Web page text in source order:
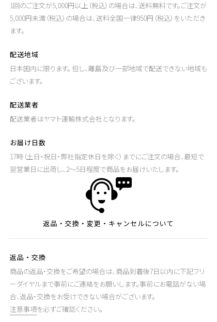
1回のご注文が5,000円以上（税込）の場合は、送料無料です。ご注文が
5,000円未満（税込）の場合は、送料全国一律950円（税込）をいただき
ます。
配送地域
日本国内に限ります。 但し、離島及び一部地域で配送できない地域も
ございます。
配送業者
配送業者はヤマト運輸株式会社となります。
お届け日数
17時（土日・祝日・弊社指定休日を除く）までにご注文の場合、最短で
翌営業日に出荷し、2～5日程度で商品をお届けいたします。
返品・交換・変更・キャンセルについて
返品・交換
商品の返品・交換をご希望の場合は、商品到着後7日以内に下記フリ
ーダイヤルまで事前にご連絡をお願いします。事前にお電話がない場
合、返品・交換をお受けできない場合がございます。
注意事項を必ずご確認ください。